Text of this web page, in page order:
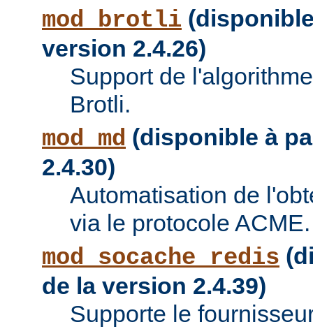
mod_brotli
version 2.4.26)
Support de
Brotli.
mod_md (disponible à
2.4.30)
Automatisation de
via le protocole ACME.
mod_socache_redis
de la version 2.4.39)
Supporte le